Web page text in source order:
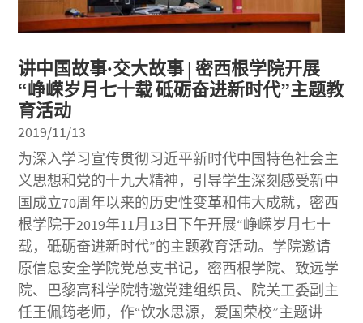
讲中国故事·交大故事 | 密西根学院开展
“峥嵘岁月七十载 砥砺奋进新时代”主题教
育活动
2019/11/13
为深入学习宣传贯彻习近平新时代中国特色社会主
义思想和党的十九大精神，引导学生深刻感受新中
国成立70周年以来的历史性变革和伟大成就，密西
根学院于2019年11月13日下午开展“峥嵘岁月七十
载，砥砺奋进新时代”的主题教育活动。学院邀请
原信息安全学院党总支书记，密西根学院、致远学
院、巴黎高科学院特邀党建组织员、院关工委副主
任王佩筠老师，作“饮水思源，爱国荣校”主题讲